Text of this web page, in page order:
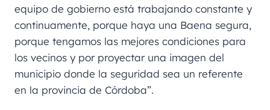
equipo de gobierno está trabajando constante y
continuamente, porque haya una Baena segura,
porque tengamos las mejores condiciones para
los vecinos y por proyectar una imagen del
municipio donde la seguridad sea un referente
en la provincia de Córdoba”.